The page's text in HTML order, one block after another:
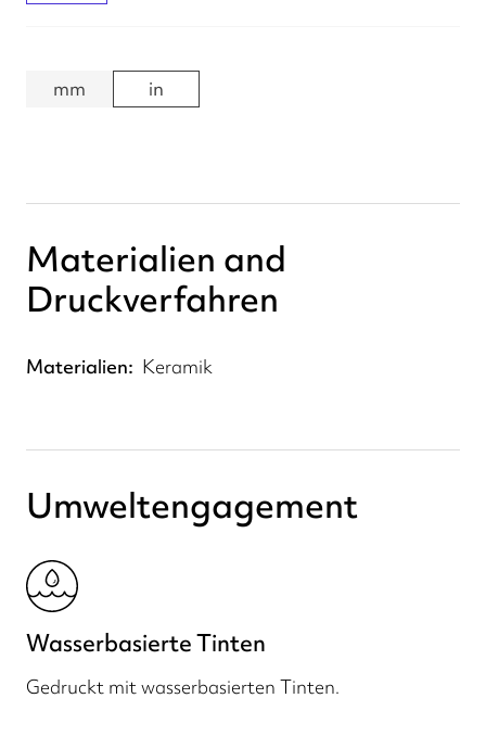
mm in
Materialien and
Druckverfahren
Materialien Keramik
Umweltengagement
Wasserbasierte Tinten
Gedruckt mit wasserbasierten Tinten.